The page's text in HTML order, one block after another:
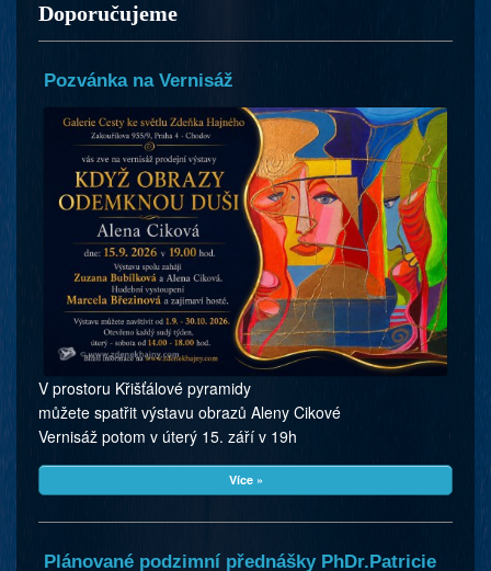
Doporučujeme
Pozvánka na Vernisáž
V prostoru Křišťálové pyramidy
můžete spatřit výstavu obrazů Aleny Cikové
Vernisáž potom v úterý 15. září v 19h
Více »
Plánované podzimní přednášky PhDr.Patricie